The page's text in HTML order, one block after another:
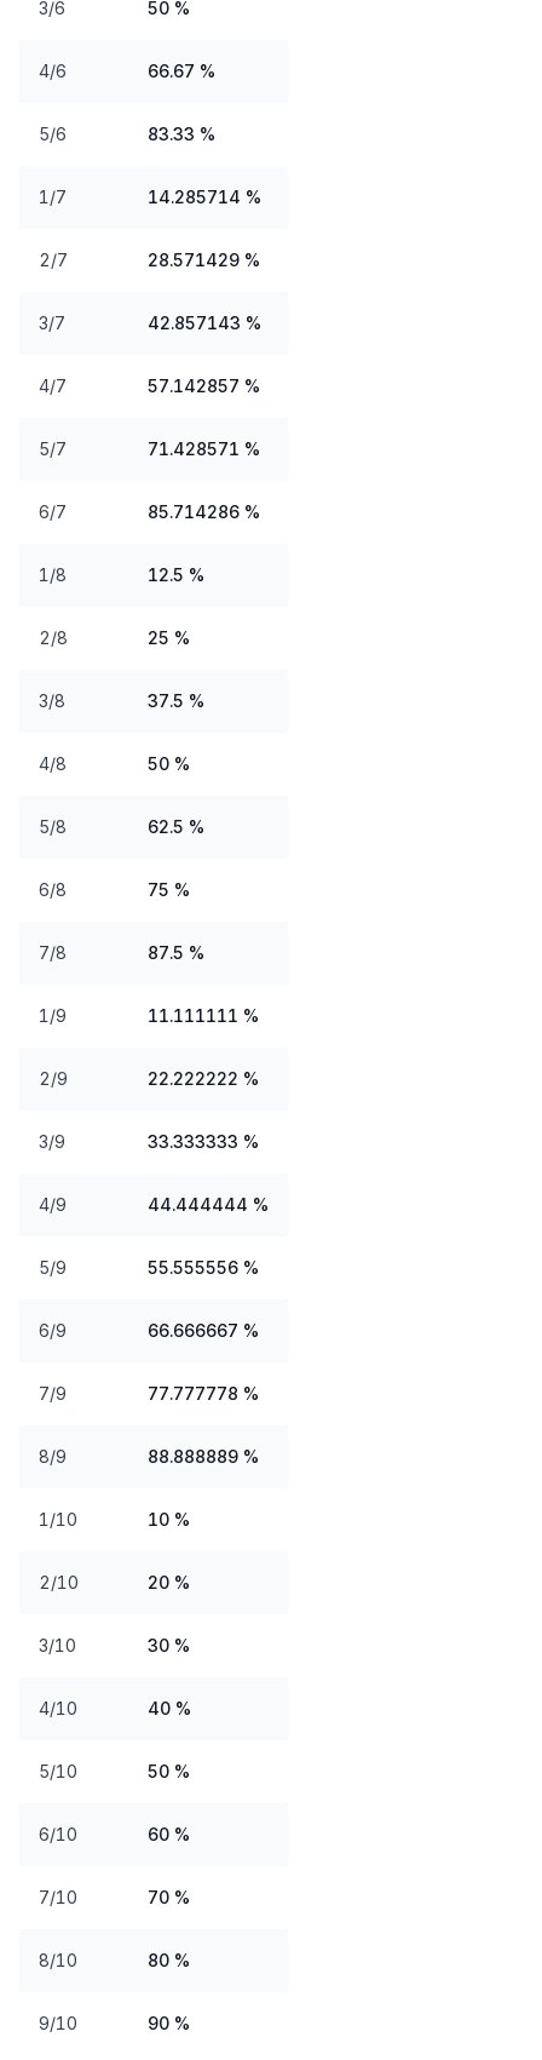
3/6 50 %
4/6 66.67 %
5/6 83.33 %
1/7 14.285714 %
2/7 28.571429 %
3/7 42.857143 %
4/7 57.142857 %
5/7 71.428571 %
6/7 85.714286 %
1/8 12.5 %
2/8 25 %
3/8 37.5 %
4/8 50 %
5/8 62.5 %
6/8 75 %
7/8 87.5 %
1/9 11.111111 %
2/9 22.222222 %
3/9 33.333333 %
4/9 44.444444 %
5/9 55.555556 %
6/9 66.666667 %
7/9 77.777778 %
8/9 88.888889 %
1/10 10 %
2/10 20 %
3/10 30 %
4/10 40 %
5/10 50 %
6/10 60 %
7/10 70 %
8/10 80 %
9/10 90 %